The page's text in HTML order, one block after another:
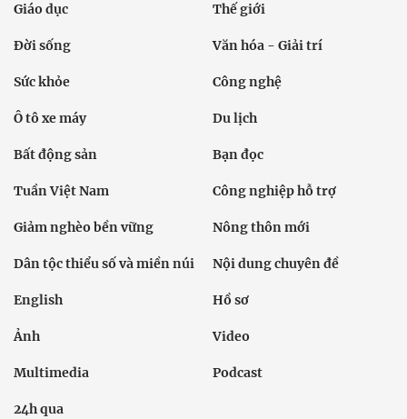
Giáo dục Thế giới
Đời sống Văn hóa - Giải trí
Sức khỏe Công nghệ
Ô tô xe máy Du lịch
Bất động sản Bạn đọc
Tuần Việt Nam Công nghiệp hỗ trợ
Giảm nghèo bền vững Nông thôn mới
Dân tộc thiểu số và miền núi Nội dung chuyên đề
English Hồ sơ
Ảnh Video
Multimedia Podcast
24h qua